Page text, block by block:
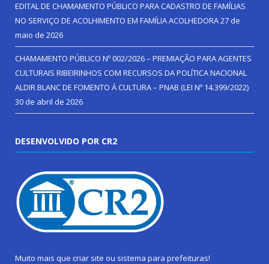
EDITAL DE CHAMAMENTO PÚBLICO PARA CADASTRO DE FAMÍLIAS
NO SERVIÇO DE ACOLHIMENTO EM FAMÍLIA ACOLHEDORA27 de
maio de 2026
CHAMAMENTO PÚBLICO Nº 002/2026 – PREMIAÇÃO PARA AGENTES
CULTURAIS RIBEIRINHOS COM RECURSOS DA POLÍTICA NACIONAL
ALDIR BLANC DE FOMENTO Á CULTURA – PNAB (LEI Nº 14.399/2022)
30 de abril de 2026
DESENVOLVIDO POR CR2
Muito mais que criar site ou sistema para prefeituras!